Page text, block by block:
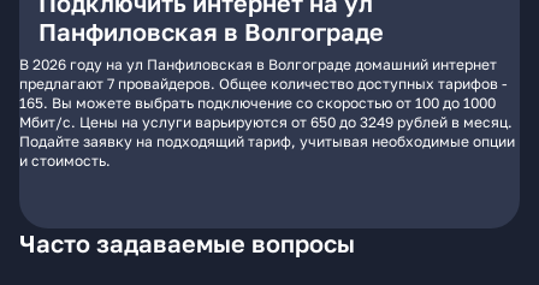
Панфиловская в Волгограде
В 2026 году на ул Панфиловская в Волгограде домашний интернет
предлагают 7 провайдеров. Общее количество доступных тарифов -
165. Вы можете выбрать подключение со скоростью от 100 до 1000
Мбит/с. Цены на услуги варьируются от 650 до 3249 рублей в месяц.
Подайте заявку на подходящий тариф, учитывая необходимые опции
и стоимость.
Часто задаваемые вопросы